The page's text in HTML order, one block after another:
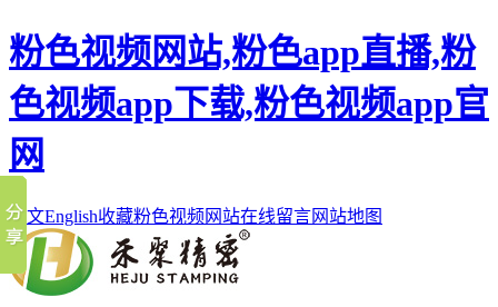
粉色视频网站,粉色app直播,粉
色视频app下载,粉色视频app官
网
中文English收藏粉色视频网站在线留言网站地图